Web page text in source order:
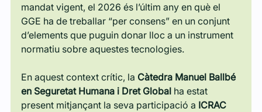
mandat vigent, el 2026 és l’últim any en què el
GGE ha de treballar “per consens” en un conjunt
d’elements que puguin donar lloc a un instrument
normatiu sobre aquestes tecnologies.
En aquest context crític, la Càtedra Manuel Ballbé
en Seguretat Humana i Dret Global ha estat
present mitjançant la seva participació a ICRAC